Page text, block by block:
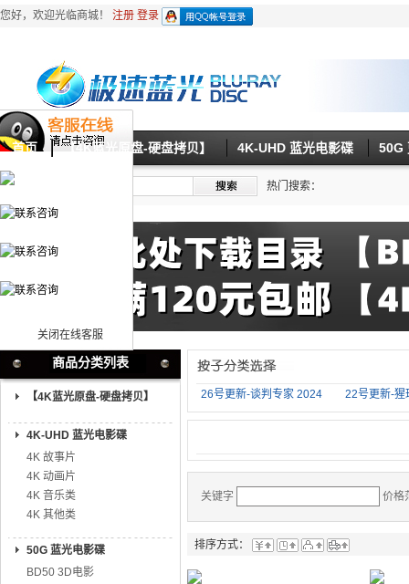
关闭在线客服
您好，欢迎光临商城！ 注册 登录
首页 【4K蓝光原盘-硬盘拷贝】 4K-UHD 蓝光电影碟 50G
热门搜索：
商品分类列表
【4K蓝光原盘-硬盘拷贝】
4K-UHD 蓝光电影碟
4K 故事片
4K 动画片
4K 音乐类
4K 其他类
50G 蓝光电影碟
BD50 3D电影
26号更新-谈判专家 2024 22号更新-猩
关键字 价格
排序方式：